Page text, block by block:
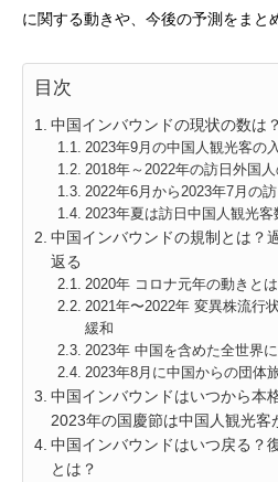
に関する動きや、今後の予測をまと
目次
中国インバウンドの現状の数は
2023年9月の中国人観光客の
2018年～2022年の訪日外国
2022年6月から2023年7月の
2023年夏は訪日中国人観光客
中国インバウンドの規制とは？
返る
2020年 コロナ元年の動きとは
2021年〜2022年 変異株流行
緩和
2023年 中国を含めた全世界
2023年8月に中国からの団体
中国インバウンドはいつから本
2023年の国慶節は中国人観光客
中国インバウンドはいつ戻る？
とは？